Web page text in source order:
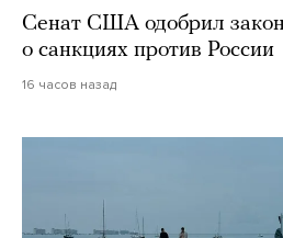
Сенат США одобрил
о санкциях против России
16 часов назад